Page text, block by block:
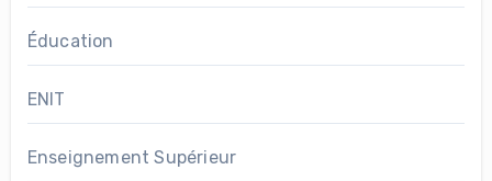
Éducation
ENIT
Enseignement Supérieur